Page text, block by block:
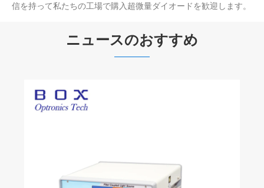
信を持って私たちの工場で購入超微量ダイオードを歓迎します。
ニュースのおすすめ